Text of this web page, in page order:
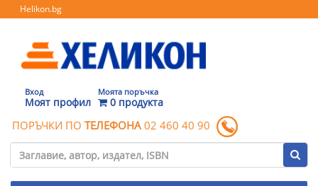
Helikon.bg
Вход
Моят профил
Моята поръчка
0 продукта
ПОРЪЧКИ ПО ТЕЛЕФОНА 02 460 40 90